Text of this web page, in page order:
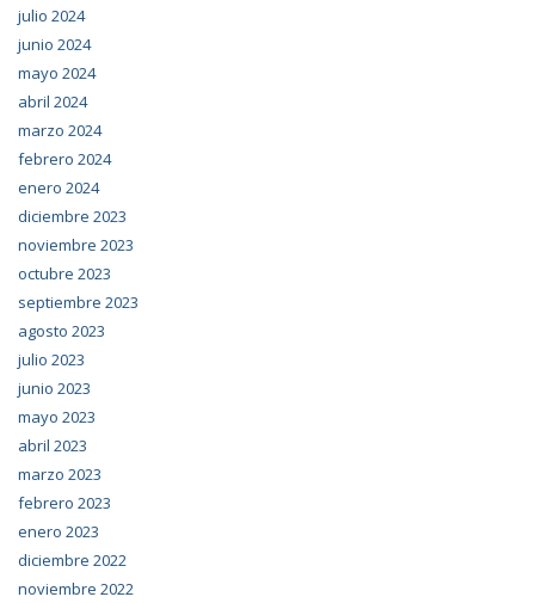
julio 2024
junio 2024
mayo 2024
abril 2024
marzo 2024
febrero 2024
enero 2024
diciembre 2023
noviembre 2023
octubre 2023
septiembre 2023
agosto 2023
julio 2023
junio 2023
mayo 2023
abril 2023
marzo 2023
febrero 2023
enero 2023
diciembre 2022
noviembre 2022